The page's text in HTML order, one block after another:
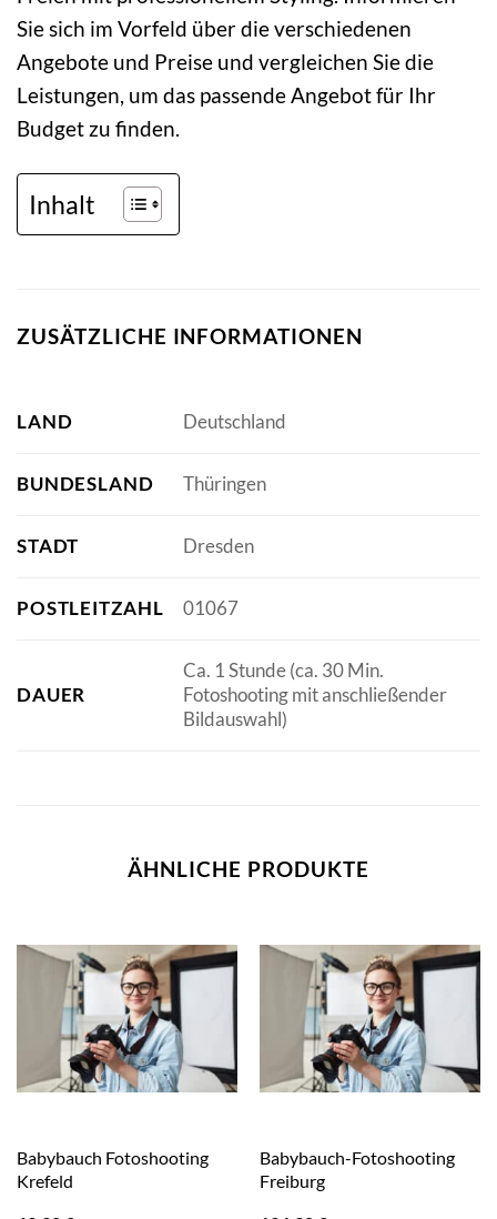
Sie sich im Vorfeld über die verschiedenen
Angebote und Preise und vergleichen Sie die
Leistungen, um das passende Angebot für Ihr
Budget zu finden.
Inhalt
ZUSÄTZLICHE INFORMATIONEN
LAND Deutschland
BUNDESLAND Thüringen
STADT Dresden
POSTLEITZAHL 01067
DAUER
Ca. 1 Stunde (ca. 30 Min.
Fotoshooting mit anschließender
Bildauswahl)
ÄHNLICHE PRODUKTE
Babybauch Fotoshooting
Krefeld
Babybauch-Fotoshooting
Freiburg